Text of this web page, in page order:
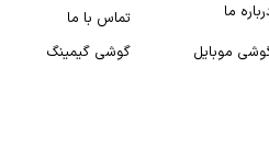
ما تماس با ما
موبایل
گوشی گیمینگ